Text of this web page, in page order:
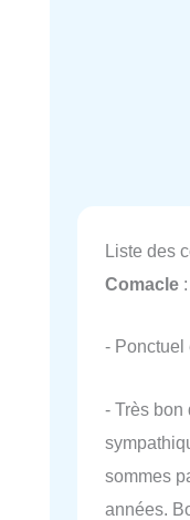
Liste des
Comacle :
- Ponctuel
- Très bon
sommes
années.